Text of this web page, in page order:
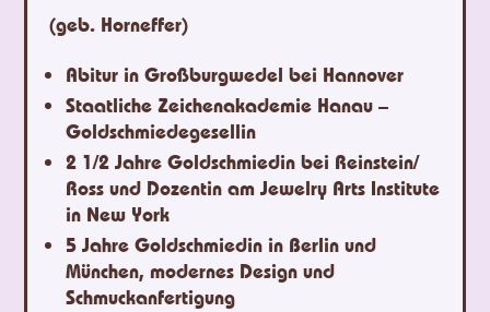
(geb. Horneffer)
Abitur in Großburgwedel bei Hannover
Staatliche Zeichenakademie Hanau –
Goldschmiedegesellin
2 1/2 Jahre Goldschmiedin bei Reinstein/
Ross und Dozentin am Jewelry Arts Institute
in New York
5 Jahre Goldschmiedin in Berlin und
München, modernes Design und
Schmuckanfertigung